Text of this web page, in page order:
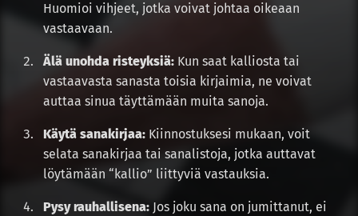
Huomioi vihjeet, jotka voivat johtaa oikeaan
vastaavaan.
Älä unohda risteyksiä: Kun saat kalliosta tai
vastaavasta sanasta toisia kirjaimia, ne voivat
auttaa sinua täyttämään muita sanoja.
Käytä sanakirjaa: Kiinnostuksesi mukaan, voit
selata sanakirjaa tai sanalistoja, jotka auttavat
löytämään “kallio” liittyviä vastauksia.
Pysy rauhallisena: Jos joku sana on jumittanut, ei